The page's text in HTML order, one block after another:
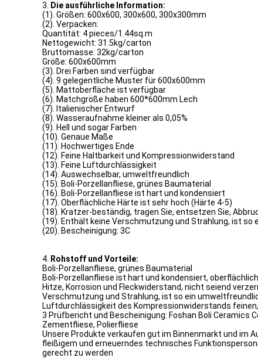
3.
Die ausführliche Information:
(1). Größen: 600x600, 300x600, 300x300mm
(2). Verpacken:
Quantität: 4 pieces/1.44sq.m
Nettogewicht: 31.5kg/carton
Bruttomasse: 32kg/carton
Größe: 600x600mm
(3). Drei Farben sind verfügbar
(4). 9 gelegentliche Muster für 600x600mm
(5). Mattoberfläche ist verfügbar
(6). Matchgröße haben 600*600mm Lech
(7). Italienischer Entwurf
(8). Wasseraufnahme kleiner als 0,05%
(9). Hell und sogar Farben
(10). Genaue Maße
(11). Hochwertiges Ende
(12). Feine Haltbarkeit und Kompressionwiderstand
(13). Feine Luftdurchlässigkeit
(14). Auswechselbar, umweltfreundlich
(15). Boli-Porzellanfliese, grünes Baumaterial
(16). Boli-Porzellanfliese ist hart und kondensiert
(17). Oberflächliche Härte ist sehr hoch (Härte 4-5)
(18). Kratzer-beständig, tragen Sie, entsetzen Sie,
(19). Enthält keine Verschmutzung und Strahlung, ist so
(20). Bescheinigung: 3C
4. Rohstoff und Vorteile:
Boli-Porzellanfliese, grünes Baumaterial
Boli-Porzellanfliese ist hart und kondensiert,
Hitze, Korrosion und Fleckwiderstand, nicht seiend
Verschmutzung und Strahlung, ist so ein
Luftdurchlässigkeit des Kompressionwiderstands
3 Prüfbericht und Bescheinigung: Foshan Boli Ceramics
Zementfliese, Polierfliese
Unsere Produkte verkaufen gut im Binnenmarkt und im
fleißigem und erneuerndes technisches
gerecht zu werden